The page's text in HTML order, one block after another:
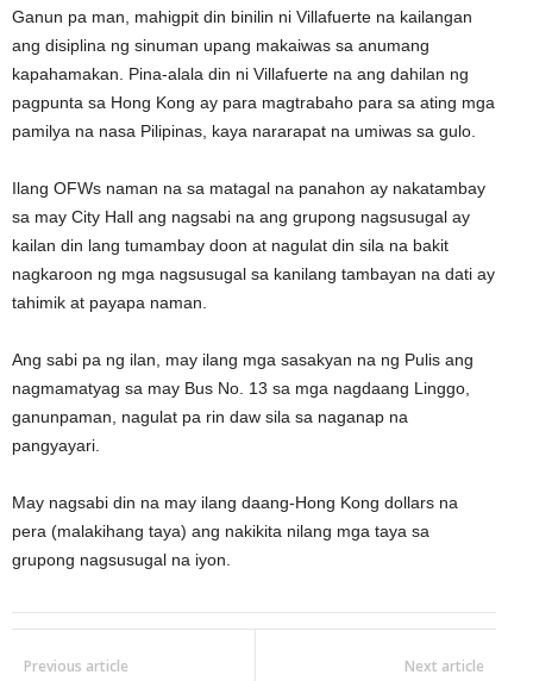
Ganun pa man, mahigpit din binilin ni Villafuerte na kailangan
ang disiplina ng sinuman upang makaiwas sa anumang
kapahamakan. Pina-alala din ni Villafuerte na ang dahilan ng
pagpunta sa Hong Kong ay para magtrabaho para sa ating mga
pamilya na nasa Pilipinas, kaya nararapat na umiwas sa gulo.
Ilang OFWs naman na sa matagal na panahon ay nakatambay
sa may City Hall ang nagsabi na ang grupong nagsusugal ay
kailan din lang tumambay doon at nagulat din sila na bakit
nagkaroon ng mga nagsusugal sa kanilang tambayan na dati ay
tahimik at payapa naman.
Ang sabi pa ng ilan, may ilang mga sasakyan na ng Pulis ang
nagmamatyag sa may Bus No. 13 sa mga nagdaang Linggo,
ganunpaman, nagulat pa rin daw sila sa naganap na
pangyayari.
May nagsabi din na may ilang daang-Hong Kong dollars na
pera (malakihang taya) ang nakikita nilang mga taya sa
grupong nagsusugal na iyon.
Previous article Next article